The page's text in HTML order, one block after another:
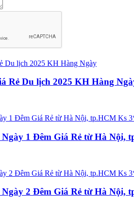
Rẻ Du lịch 2025 KH Hàng
1 Đêm Giá Rẻ từ Hà Nội,
2 Đêm Giá Rẻ từ Hà Nội,